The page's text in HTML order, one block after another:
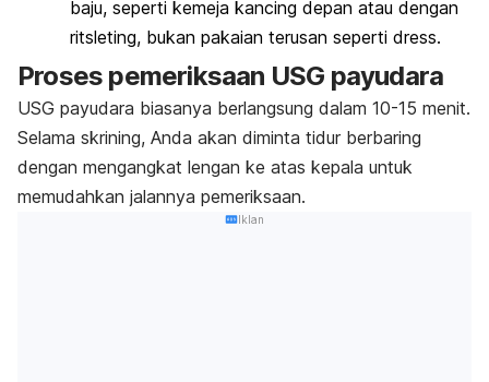
baju, seperti kemeja kancing depan atau dengan
ritsleting, bukan pakaian terusan seperti dress.
Proses pemeriksaan USG payudara
USG payudara biasanya berlangsung dalam 10-15 menit.
Selama skrining, Anda akan diminta tidur berbaring
dengan mengangkat lengan ke atas kepala untuk
memudahkan jalannya pemeriksaan.
Iklan